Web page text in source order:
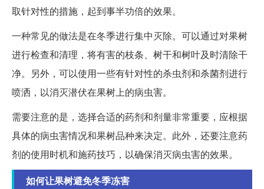
取针对性的措施，起到事半功倍的效果。
一种常见的做法是在冬季进行集中灭除。可以通过对果树
进行检查和清理，将有害的枝条、树干和树叶及时清除干
净。另外，可以使用一些有针对性的杀虫剂和杀菌剂进行
喷洒，以消灭潜伏在果树上的病虫害。
需要注意的是，选择合适的药剂和剂量非常重要，应根据
具体的病虫害情况和果树品种来决定。此外，还要注意药
剂的使用时机和施药技巧，以确保消灭病虫害的效果。
如何让果树避免冬季冻害